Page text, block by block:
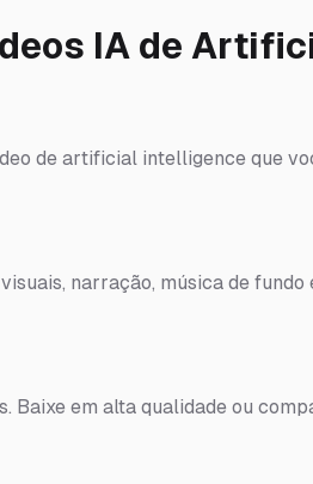
IA de
de artificial intelligence que
narração, música de
Baixe em alta qualidade ou